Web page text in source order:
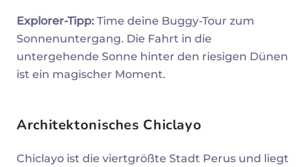
Explorer-Tipp: Time deine Buggy-Tour zum
Sonnenuntergang. Die Fahrt in die
untergehende Sonne hinter den riesigen Dünen
ist ein magischer Moment.
Architektonisches Chiclayo
Chiclayo ist die viertgrößte Stadt Perus und liegt